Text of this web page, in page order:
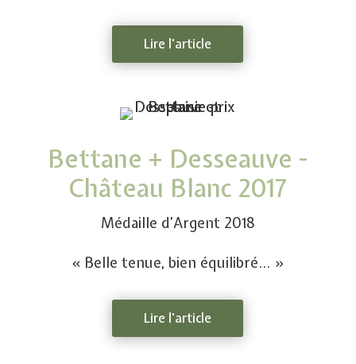
Lire l'article
Bettane + Desseauve -
Château Blanc 2017
Médaille d’Argent 2018
« Belle tenue, bien équilibré… »
Lire l'article